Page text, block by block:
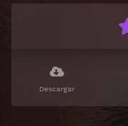
Descargar